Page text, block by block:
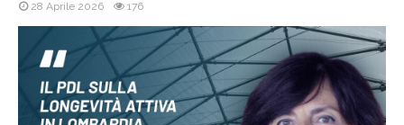
28 Aprile 2026 176